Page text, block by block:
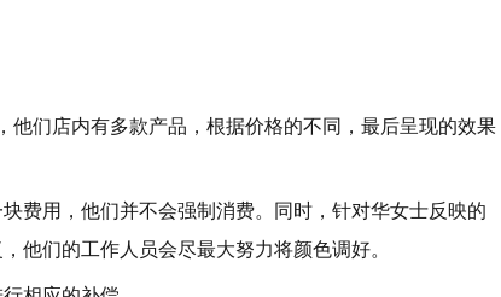
他们店内有多款产品，根据价格的不同，最后呈现的效果
费用，他们并不会强制消费。同时，针对华女士反映的
他们的工作人员会尽最大努力将颜色调好。